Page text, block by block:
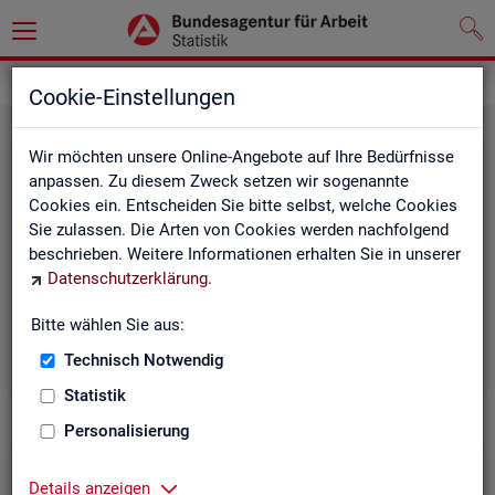
Cookie-Einstellungen
Wir möchten unsere Online-Angebote auf Ihre Bedürfnisse
anpassen. Zu diesem Zweck setzen wir sogenannte
Cookies ein. Entscheiden Sie bitte selbst, welche Cookies
Sie zulassen. Die Arten von Cookies werden nachfolgend
beschrieben. Weitere Informationen erhalten Sie in unserer
Datenschutzerklärung.
Bitte wählen Sie aus:
Technisch Notwendig
Statistik
Personalisierung
Details anzeigen
Ge­set­ze und Ver­ord­nun­gen
Die Gesetze und Verordnungen, die der Arbeit der
Statistik der BA zugrunde liegen, finden Sie hier.